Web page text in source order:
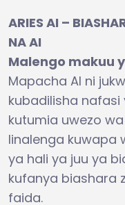
ARIES AI –
NA AI
Malengo makuu
Mapacha AI ni
kubadilisha
kutumia uwezo
linalenga kuwapa
ya hali ya juu ya
kufanya biashara
faida.